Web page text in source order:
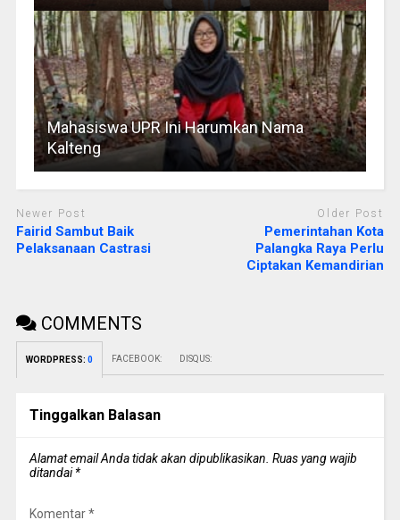
Mahasiswa UPR Ini Harumkan Nama
Kalteng
Newer Post
Fairid Sambut Baik
Pelaksanaan Castrasi
Older Post
Pemerintahan Kota
Palangka Raya Perlu
Ciptakan Kemandirian
COMMENTS
WORDPRESS: 0 FACEBOOK: DISQUS:
Tinggalkan Balasan
Alamat email Anda tidak akan dipublikasikan. Ruas yang wajib
ditandai*
Komentar*